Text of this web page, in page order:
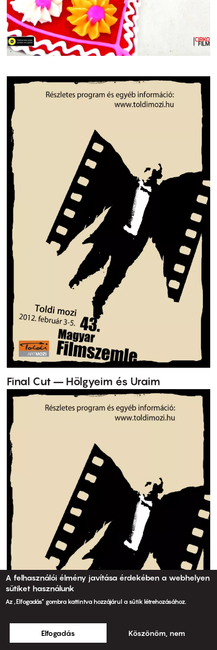
Final Cut – Hölgyeim és Uraim
A felhasználói élmény javítása érdekében a webhelyen
sütiket használunk
Az „Elfogadás” gombra kattintva hozzájárul a sütik létrehozásához.
Elfogadás Köszönöm, nem